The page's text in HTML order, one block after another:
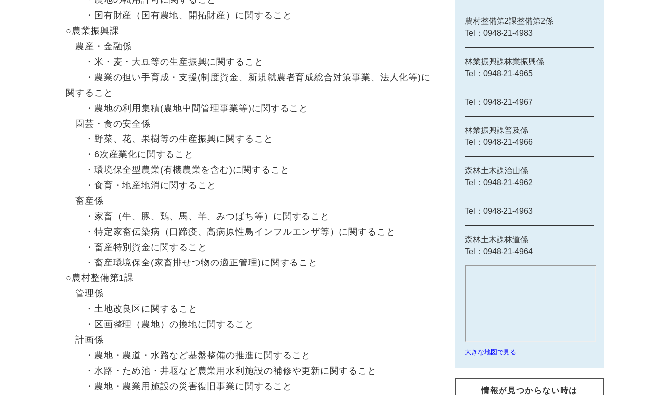
・国有財産（国有農地、開拓財産）に関すること
○農業振興課
農産・金融係
・米・麦・大豆等の生産振興に関すること
・農業の担い手育成・支援(制度資金、新規就農者育成総合対策事業、法人化等)に
関すること
・農地の利用集積(農地中間管理事業等)に関すること
園芸・食の安全係
・野菜、花、果樹等の生産振興に関すること
・6次産業化に関すること
・環境保全型農業(有機農業を含む)に関すること
・食育・地産地消に関すること
畜産係
・家畜（牛、豚、鶏、馬、羊、みつばち等）に関すること
・特定家畜伝染病（口蹄疫、高病原性鳥インフルエンザ等）に関すること
・畜産特別資金に関すること
・畜産環境保全(家畜排せつ物の適正管理)に関すること
○農村整備第1課
管理係
・土地改良区に関すること
・区画整理（農地）の換地に関すること
計画係
・農地・農道・水路など基盤整備の推進に関すること
・水路・ため池・井堰など農業用水利施設の補修や更新に関すること
・農地・農業用施設の災害復旧事業に関すること
農村整備第2課整備第2係
Tel：0948-21-4983
林業振興課林業振興係
Tel：0948-21-4965
Tel：0948-21-4967
林業振興課普及係
Tel：0948-21-4966
森林土木課治山係
Tel：0948-21-4962
Tel：0948-21-4963
森林土木課林道係
Tel：0948-21-4964
大きな地図で見る
情報が見つからない時は